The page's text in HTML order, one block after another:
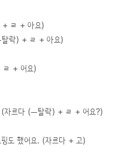
+ ㄹ + 아요)
탈락) + ㄹ + 아요)
ㄹ + 어요)
(자르다 (ㅡ탈락) + ㄹ + 어요?)
도 했어요. (자르다 + 고)